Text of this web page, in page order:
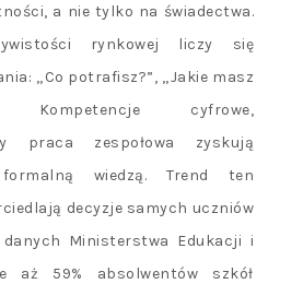
a nie tylko na świadectwa.
rynkowej liczy się
„Co potrafisz?”, „Jakie masz
Kompetencje cyfrowe,
praca zespołowa zyskują
wiedzą. Trend ten
decyzje samych uczniów
Ministerstwa Edukacji i
aż 59% absolwentów szkół